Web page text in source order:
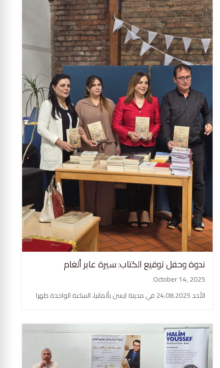
ندوة وحفل توقيع الكتاب: سيرة عابر ألغام
October 14, 2025
الأحد 24.08.2025 في مدينة ايسن بألمانيا، الساعة الواحدة ظهرا